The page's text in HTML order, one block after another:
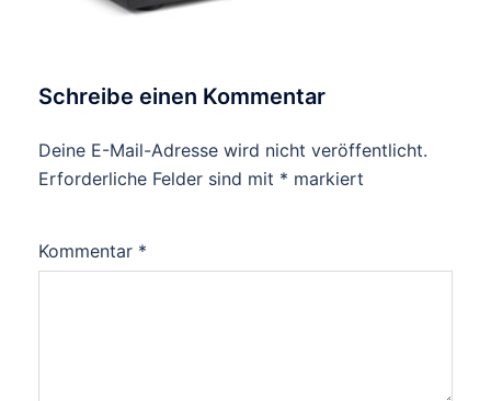
Schreibe einen Kommentar
Deine E-Mail-Adresse wird nicht veröffentlicht.
Erforderliche Felder sind mit * markiert
Kommentar *